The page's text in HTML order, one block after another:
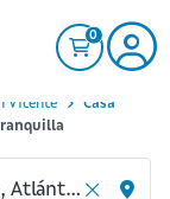
0
Vicente
Casa